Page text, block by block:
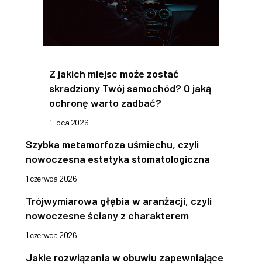
Z jakich miejsc może zostać
skradziony Twój samochód? O jaką
ochronę warto zadbać?
1 lipca 2026
Szybka metamorfoza uśmiechu, czyli
nowoczesna estetyka stomatologiczna
1 czerwca 2026
Trójwymiarowa głębia w aranżacji, czyli
nowoczesne ściany z charakterem
1 czerwca 2026
Jakie rozwiązania w obuwiu zapewniające